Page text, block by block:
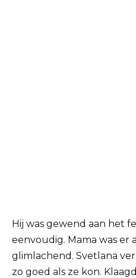
Hij was gewend aan het
eenvoudig. Mama was er
glimlachend. Svetlana
zo goed als ze kon.